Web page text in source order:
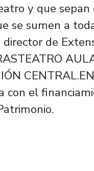
y que
se sumen a
de
con el